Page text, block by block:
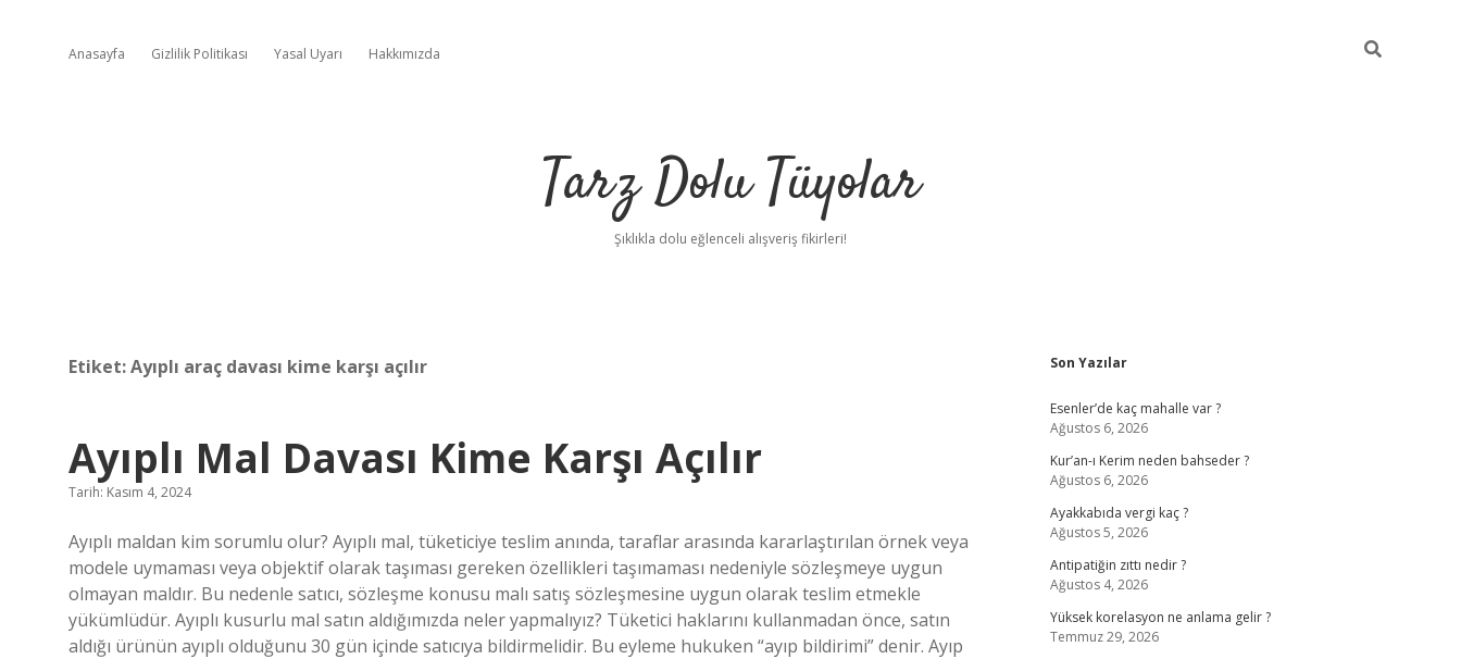
Anasayfa Gizlilik Politikası Yasal Uyarı Hakkımızda
Tarz Dolu Tüyolar
Şıklıkla dolu eğlenceli alışveriş fikirleri!
Etiket:Ayıplı araç davası kime karşı açılır
Ayıplı Mal Davası Kime Karşı Açılır
Tarih: Kasım 4, 2024
Ayıplı maldan kim sorumlu olur? Ayıplı mal, tüketiciye teslim anında, taraflar arasında kararlaştırılan örnek veya
modele uymaması veya objektif olarak taşıması gereken özellikleri taşımaması nedeniyle sözleşmeye uygun
olmayan maldır. Bu nedenle satıcı, sözleşme konusu malı satış sözleşmesine uygun olarak teslim etmekle
yükümlüdür. Ayıplı kusurlu mal satın aldığımızda neler yapmalıyız? Tüketici haklarını kullanmadan önce, satın
aldığı ürünün ayıplı olduğunu 30 gün içinde satıcıya bildirmelidir. Bu eyleme hukuken “ayıp bildirimi” denir. Ayıp
Sidebar
Son Yazılar
Esenler’de kaç mahalle var ?
Ağustos 6, 2026
Kur’an-ı Kerim neden bahseder ?
Ağustos 6, 2026
Ayakkabıda vergi kaç ?
Ağustos 5, 2026
Antipatiğin zıttı nedir ?
Ağustos 4, 2026
Yüksek korelasyon ne anlama gelir ?
Temmuz 29, 2026
hiltonbetilbet giriş yap